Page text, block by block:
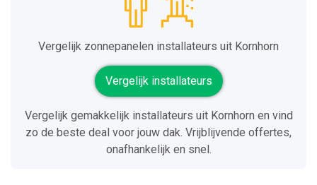
Vergelijk zonnepanelen installateurs uit Kornhorn
Vergelijk installateurs
Vergelijk gemakkelijk installateurs uit Kornhorn en vind
zo de beste deal voor jouw dak. Vrijblijvende offertes,
onafhankelijk en snel.